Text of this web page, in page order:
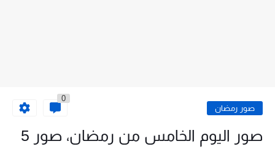
صور رمضان
0
صور اليوم الخامس من رمضان، صور 5